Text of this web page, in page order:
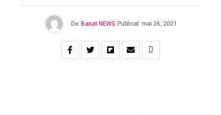
De Banat NEWS Publicat mai 26, 2021